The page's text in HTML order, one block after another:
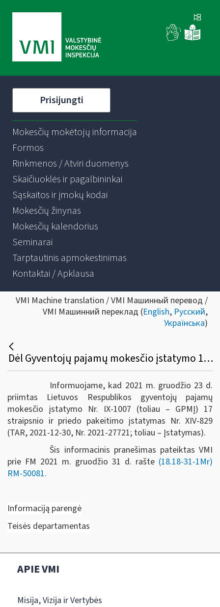
Prisijungti
Mokesčių mokėtojų informacija
Formos
Rinkmenos / Atviri duomenys
Skaičiuoklės ir pagalbininkai
Sąskaitos ir įmokų kodai
Mokesčių žinynas
Mokesčių kalendorius
Seminarai
Tarptautinis apmokestinimas
Kontaktai / Apklausa
VMI Machine translation / VMI Машинный перевод /
VMI Машинний переклад (English, Русский,
Українська)
Dėl Gyventojų pajamų mokesčio įstatymo 17 straipsnio pakeitimo
Informuojame, kad 2021 m. gruodžio 23 d.
priimtas Lietuvos Respublikos gyventojų pajamų
mokesčio įstatymo Nr. IX-1007 (toliau – GPMĮ) 17
straipsnio ir priedo pakeitimo įstatymas Nr. XIV-829
(TAR, 2021-12-30, Nr. 2021-27721; toliau – Įstatymas).
Šis informacinis pranešimas pateiktas VMI
prie FM 2021 m. gruodžio 31 d. rašte (18.18-31-1Mr)
RM-50081.
Informaciją parengė
Teisės departamentas
APIE VMI
Misija, Vizija ir Vertybės